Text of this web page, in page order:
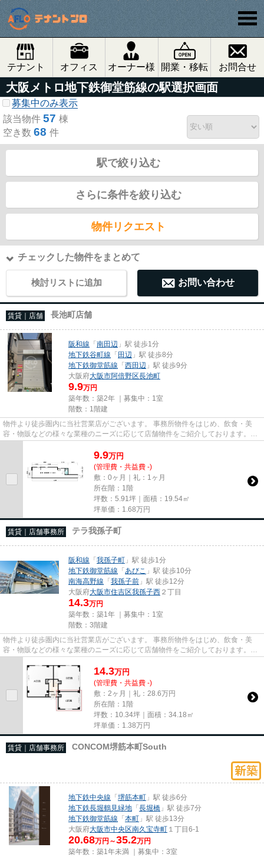
テナント オフィス オーナー様 開業・移転 お問合せ
大阪メトロ地下鉄御堂筋線の駅選択画面
募集中のみ表示
該当物件 57 棟
空き数 68 件
駅で絞り込む
さらに条件を絞り込む
物件リクエスト
チェックした物件をまとめて
検討リストに追加 お問い合わせ
賃貸｜店舗 長池町店舗
阪和線 「南田辺 」駅 徒歩1分
地下鉄谷町線 「田辺 」駅 徒歩8分
地下鉄御堂筋線 「西田辺 」駅 徒歩9分
大阪府大阪市阿倍野区長池町
9.9万円
築年数：築2年 ｜募集中： 1室
階数：1階建
物件より徒歩圏内に当社営業店がございます。 事務所物件をはじめ、飲食・美
容・物販などの様々な業種のニーズに応じて店舗物件をご紹介しております。
尚、弊社ではおとり広告は一切...
9.9万円
(管理費・共益費 -)
敷：0ヶ月｜礼：1ヶ月
所在階：1階
坪数：5.91坪｜面積：19.54㎡
坪単価： 1.68万円
賃貸｜店舗事務所 テラ我孫子町
阪和線 「我孫子町 」駅 徒歩1分
地下鉄御堂筋線 「あびこ 」駅 徒歩10分
南海高野線 「我孫子前 」駅 徒歩12分
大阪府大阪市住吉区我孫子西 ２丁目
14.3万円
築年数：築1年 ｜募集中： 1室
階数：3階建
物件より徒歩圏内に当社営業店がございます。 事務所物件をはじめ、飲食・美
容・物販などの様々な業種のニーズに応じて店舗物件をご紹介しております。
尚、弊社ではおとり広告は一切...
14.3万円
(管理費・共益費 -)
敷：2ヶ月｜礼：28.6万円
所在階：1階
坪数：10.34坪｜面積：34.18㎡
坪単価： 1.38万円
賃貸｜店舗事務所 CONCOM堺筋本町South
地下鉄中央線 「堺筋本町 」駅 徒歩6分
地下鉄長堀鶴見緑地 「長堀橋 」駅 徒歩7分
地下鉄御堂筋線 「本町 」駅 徒歩13分
大阪府大阪市中央区南久宝寺町 １丁目6-1
20.68万円～35.2万円
築年数：築1年未満 ｜募集中： 3室